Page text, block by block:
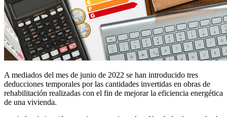
A mediados del mes de junio de 2022 se han introducido tres
deducciones temporales por las cantidades invertidas en obras de
rehabilitación realizadas con el fin de mejorar la eficiencia energética
de una vivienda.